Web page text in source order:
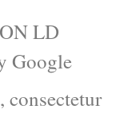
LD
Google
consectetur